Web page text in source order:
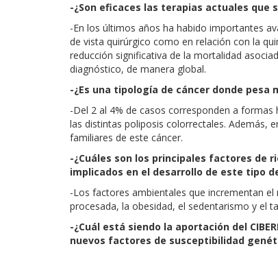
-¿Son eficaces las terapias actuales que
-En los últimos años ha habido importantes
de vista quirúrgico como en relación con la
reducción significativa de la mortalidad
diagnóstico, de manera global.
-¿Es una tipología de cáncer donde
-Del 2 al 4% de casos corresponden a formas
las distintas poliposis colorrectales. Además,
familiares de este cáncer.
-¿Cuáles son los principales factores de
implicados en el desarrollo de este tipo
-Los factores ambientales que incrementan
procesada, la obesidad, el sedentarismo y el
-¿Cuál está siendo la aportación del
nuevos factores de susceptibilidad